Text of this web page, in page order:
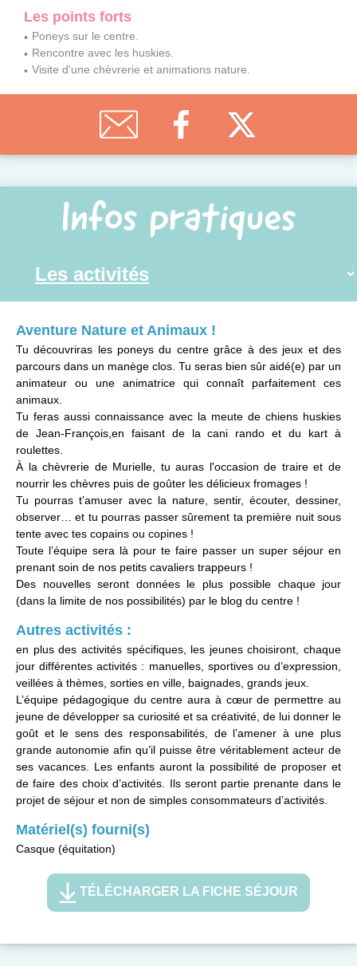
Les points forts
Poneys sur le centre.
Rencontre avec les huskies.
Visite d'une chèvrerie et animations nature.
Infos pratiques
Aventure Nature et Animaux !
Tu découvriras les poneys du centre grâce à des jeux et des
parcours dans un manège clos. Tu seras bien sûr aidé(e) par un
animateur ou une animatrice qui connaît parfaitement ces
animaux.
Tu feras aussi connaissance avec la meute de chiens huskies
de Jean-François,en faisant de la cani rando et du kart à
roulettes.
À la chèvrerie de Murielle, tu auras l'occasion de traire et de
nourrir les chèvres puis de goûter les délicieux fromages !
Tu pourras t’amuser avec la nature, sentir, écouter, dessiner,
observer… et tu pourras passer sûrement ta première nuit sous
tente avec tes copains ou copines !
Toute l’équipe sera là pour te faire passer un super séjour en
prenant soin de nos petits cavaliers trappeurs !
Des nouvelles seront données le plus possible chaque jour
(dans la limite de nos possibilités) par le blog du centre !
Autres activités :
en plus des activités spécifiques, les jeunes choisiront, chaque
jour différentes activités : manuelles, sportives ou d’expression,
veillées à thèmes, sorties en ville, baignades, grands jeux.
L’équipe pédagogique du centre aura à cœur de permettre au
jeune de développer sa curiosité et sa créativité, de lui donner le
goût et le sens des responsabilités, de l’amener à une plus
grande autonomie afin qu’il puisse être véritablement acteur de
ses vacances. Les enfants auront la possibilité de proposer et
de faire des choix d’activités. Ils seront partie prenante dans le
projet de séjour et non de simples consommateurs d’activités.
Matériel(s) fourni(s)
Casque (équitation)
TÉLÉCHARGER LA FICHE SÉJOUR